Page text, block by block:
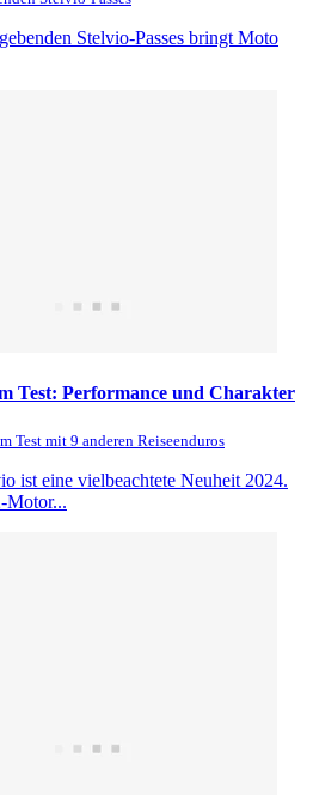
Stelvio-Passes bringt Moto
Test: Performance und Charakter
Test mit 9 anderen Reiseenduros
ist eine vielbeachtete Neuheit 2024.
Motor...